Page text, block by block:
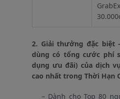
2. Giải thưởng đặc biệt
dùng có tổng cước phí
dụng ưu đãi) của dịch
cao nhất trong Thời Hạn
– Dành cho Top 80